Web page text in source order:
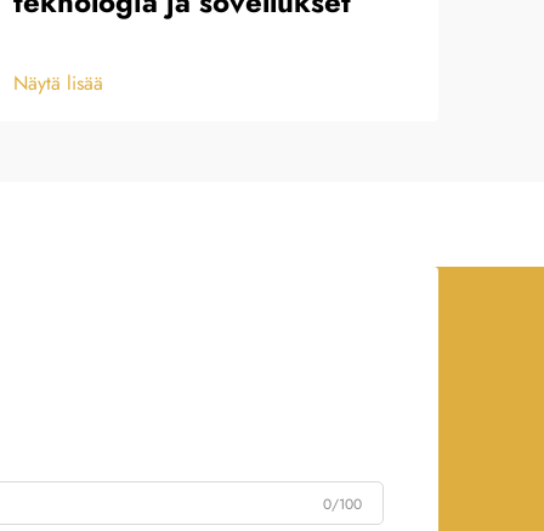
Näytä lisää
0/100